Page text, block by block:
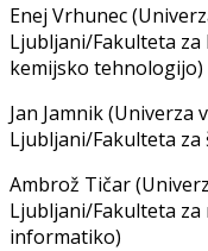
Enej Vrhunec
Ljubljani/Fakulteta za
kemijsko tehnologijo)
Jan Jamnik (Univerza v
Ljubljani/Fakulteta za
Ambrož Tičar
Ljubljani/Fakulteta
informatiko)